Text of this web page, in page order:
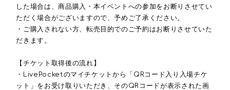
した場合は、商品購入・本イベントへの参加をお断りさせてい
ただく場合がございますので、予めご了承ください。
・ご購入されない方、転売目的でのご予約はお断りさせていた
だきます。
【チケット取得後の流れ】
・LivePocketのマイチケットから「QRコード入り入場チケ
ット」をお受け取りいただき、そのQRコードが表示された画